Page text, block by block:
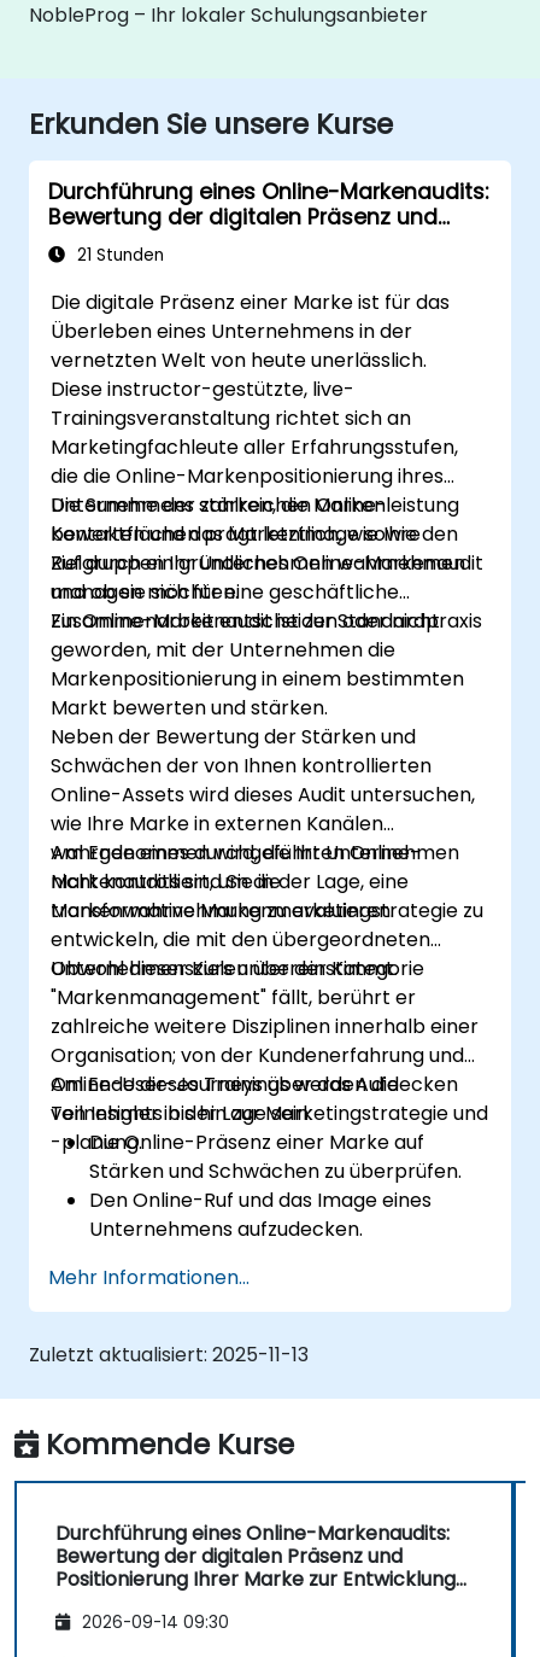
NobleProg – Ihr lokaler Schulungsanbieter
Erkunden Sie unsere Kurse
Durchführung eines Online-Markenaudits:
Bewertung der digitalen Präsenz und
Positionierung Ihrer Marke zur Entwicklung
kraftvoller Markenstrategien
21 Stunden
Die digitale Präsenz einer Marke ist für das
Überleben eines Unternehmens in der
vernetzten Welt von heute unerlässlich.
Diese instructor-gestützte, live-
Trainingsveranstaltung richtet sich an
Marketingfachleute aller Erfahrungsstufen,
die die Online-Markenpositionierung ihres
Unternehmens stärken, die Markenleistung
bewerten und das Markenimage sowie den
Ruf durch ein gründliches Online-Markenaudit
managen möchten.
Die Summe der zahlreichen Online-
Kontaktflächen prägt letztlich, wie Ihre
Zielgruppen Ihr Unternehmen wahrnehmen
und ob sie sich für eine geschäftliche
Zusammenarbeit entscheiden oder nicht.
Ein Online-Markenaudit ist zur Standardpraxis
geworden, mit der Unternehmen die
Markenpositionierung in einem bestimmten
Markt bewerten und stärken.
Neben der Bewertung der Stärken und
Schwächen der von Ihnen kontrollierten
Online-Assets wird dieses Audit untersuchen,
wie Ihre Marke in externen Kanälen
wahrgenommen wird, die Ihr Unternehmen
nicht kontrolliert, um die
Markenwahrnehmung zu evaluieren.
Am Ende eines durchgeführten Online-
Markenaudits sind Sie in der Lage, eine
transformative Markenmarketingstrategie zu
entwickeln, die mit den übergeordneten
Unternehmenszielen übereinstimmt.
Obwohl dieser Kurs unter der Kategorie
"Markenmanagement" fällt, berührt er
zahlreiche weitere Disziplinen innerhalb einer
Organisation; von der Kundenerfahrung und
Online-User-Journeys über das Aufdecken
von Insights bis hin zur Marketingstrategie und
-planung.
Am Ende dieses Trainings werden die
Teilnehmer in der Lage sein:
Die Online-Präsenz einer Marke auf
Stärken und Schwächen zu überprüfen.
Den Online-Ruf und das Image eines
Unternehmens aufzudecken.
bestimmten Markt zu identifizieren und zu
stärken.
Eine ergebnisorientierte Markenstrategie
Communications-Plan zu entwickeln.
Eine wettbewerbsbezogene
Markenanalyse durchzuführen und
Industries Perceptual Maps
(Wahrnehmungskarten) zu erstellen.
Ein SEO-Audit durchzuführen.
Die aktualisierten SEO-Richtlinien im
Wertvolle Erkenntnisse darüber zu
Mehr Informationen...
Zuletzt aktualisiert: 2025-11-13
Kommende Kurse
Durchführung eines Online-Markenaudits:
Bewertung der digitalen Präsenz und
Positionierung Ihrer Marke zur Entwicklung
2026-09-14 09:30